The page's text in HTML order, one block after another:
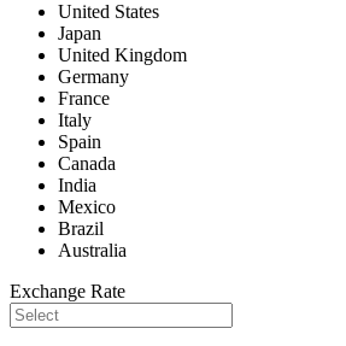
United States
Japan
United Kingdom
Germany
France
Italy
Spain
Canada
India
Mexico
Brazil
Australia
Exchange Rate